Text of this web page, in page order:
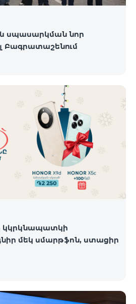
սպասարկման նոր
Բագրատաշենում
կկրկնապատկի
մեկ սմարթֆոն, ստացիր